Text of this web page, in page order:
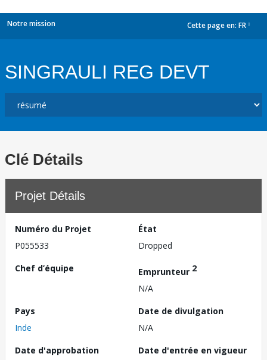
Notre mission Cette page en: FR
SINGRAULI REG DEVT
Clé Détails
Projet Détails
Numéro du Projet
P055533
État
Dropped
Chef d’équipe
Emprunteur 2
N/A
Pays
Inde
Date de divulgation
N/A
Date d'approbation
Date d'entrée en vigueur